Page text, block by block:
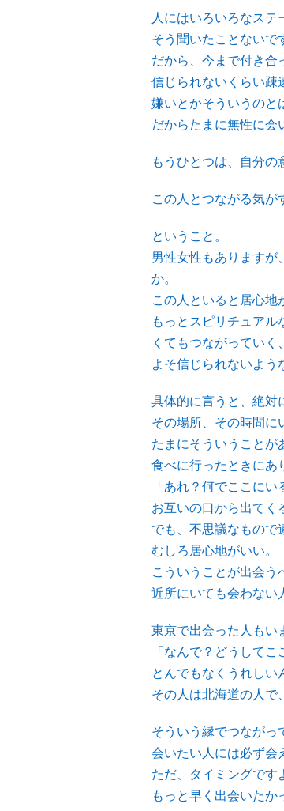
人にはいろいろなステ
そう聞いたことないで
だから、今まで付き合
信じられないくらい疎
嫌いとかそういうのと
だからたまに無性に会
もうひとつは、自分の
この人とつながる気が
ということ。
男性女性もありますが
か。
この人といると居心地
もっとスピリチュア
くてもつながってい
よそ信じられないよう
具体的に言うと、絶対
その場所、その時間に
たまにそういうことが
食べに行ったときにあ
「あれ？何でここにい
お互いの口から出てく
でも、不思議なもので
むしろ居心地がいい。
こういうことが出会う
近所にいても会わない
東京で出会った人もい
「なんで？どうしてこ
とんでもなくうれしい
その人は北海道の人で
そういう縁でつながっ
会いたい人には必ず会
ただ、タイミングです
もっと早く出会いたか